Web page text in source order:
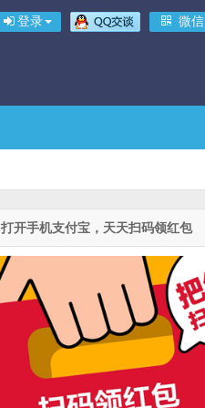
登录 微信
打开手机支付宝，天天扫码领红包